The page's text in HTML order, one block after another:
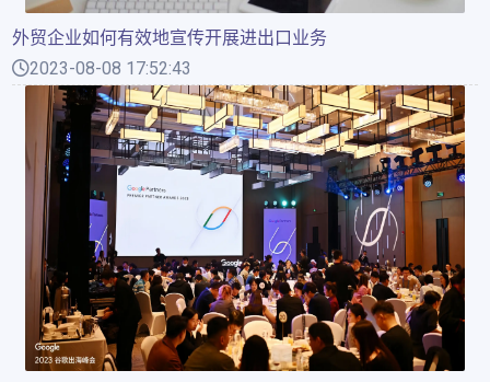
外贸企业如何有效地宣传开展进出口业务
2023-08-08 17:52:43